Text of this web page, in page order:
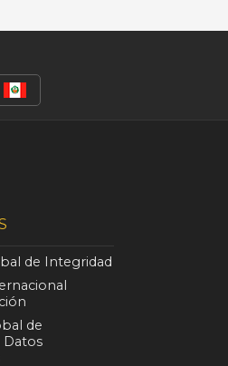
de Integridad
de
Datos